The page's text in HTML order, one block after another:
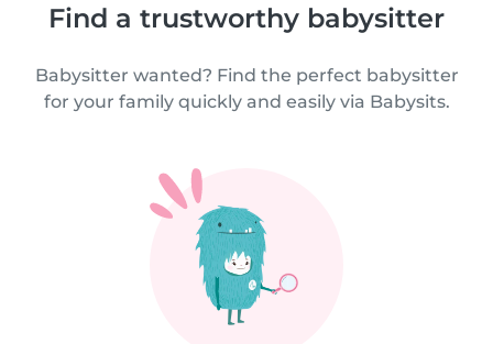
Find a trustworthy babysitter
Babysitter wanted? Find the perfect babysitter
for your family quickly and easily via Babysits.